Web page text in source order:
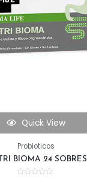
Quick View
Probioticos
BIOMA 24 SOBRES